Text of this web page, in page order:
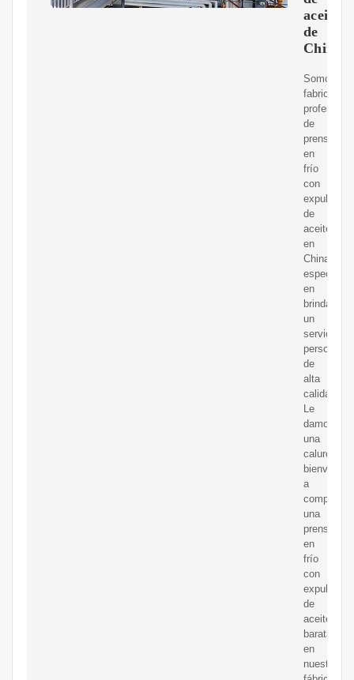
aceite
de
China
Somos
fabricantes
de
prensas
en
frío
con
expulsor
de
aceite
en
China,
en
brindar
un
servicio
de
alta
calidad.
Le
damos
una
calurosa
bienvenida
a
comprar
una
prensa
en
frío
con
expulsor
de
aceite
barata
en
nuestra